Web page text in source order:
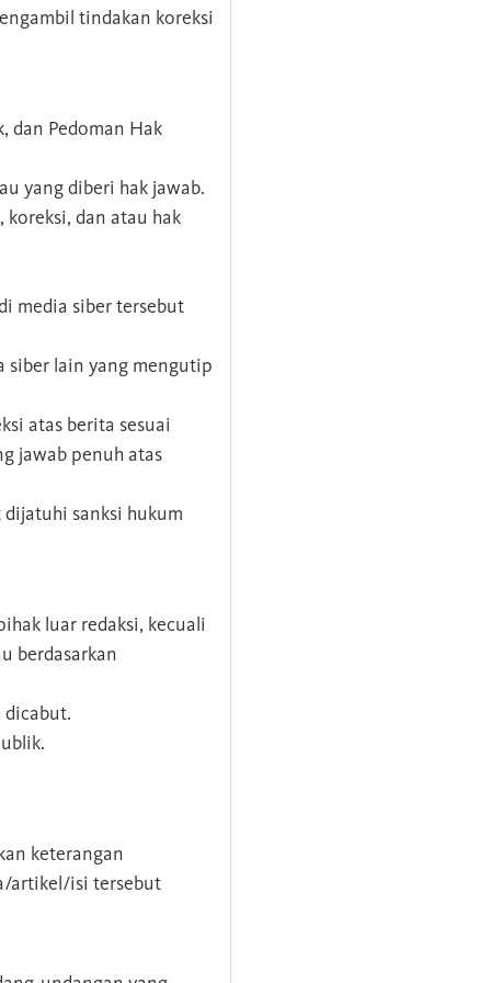
tindakan koreksi
dan Pedoman Hak
yang diberi hak jawab.
dan atau hak
media siber tersebut
siber lain yang mengutip
atas berita sesuai
jawab penuh atas
dijatuhi sanksi hukum
luar redaksi, kecuali
berdasarkan
keterangan
artikel/isi tersebut